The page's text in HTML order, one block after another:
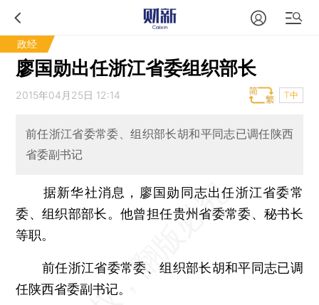
政经
廖国勋出任浙江省委组织部长
2015年04月25日 12:14 T中
前任浙江省委常委、组织部长胡和平同志已调任陕西
省委副书记
据新华社消息，廖国勋同志出任浙江省委常
委、组织部部长。他曾担任贵州省委常委、秘书长
等职。
前任浙江省委常委、组织部长胡和平同志已调
任陕西省委副书记。